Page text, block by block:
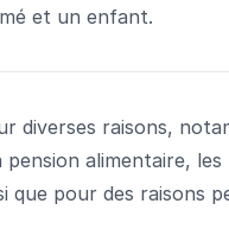
et un enfant.
diverses raisons,
alimentaire, les
que pour des raisons